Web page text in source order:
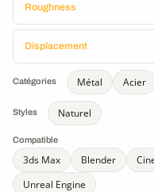
Roughness
Displacement
Catégories Métal Acier
Styles Naturel
Compatible
3ds Max Blender
Unreal Engine